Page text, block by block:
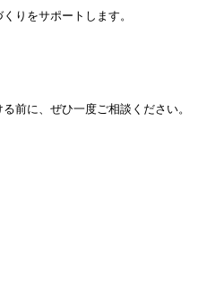
りをサポートします。
前に、ぜひ一度ご相談ください。